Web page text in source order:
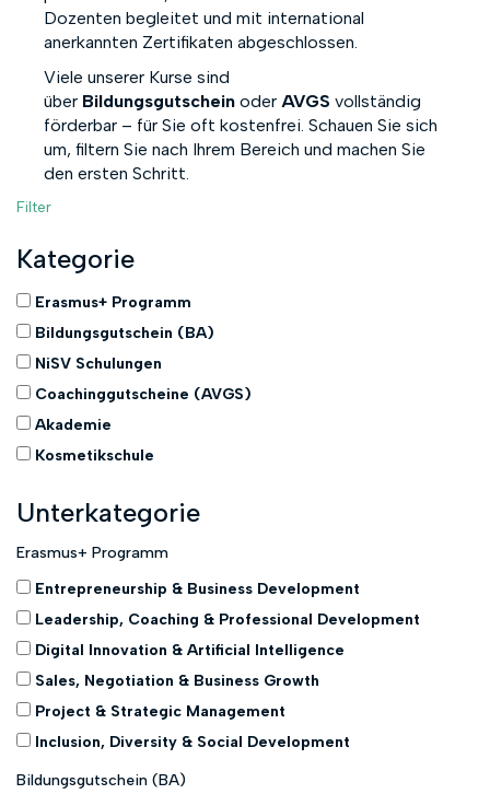
Dozenten begleitet und mit international
anerkannten Zertifikaten abgeschlossen.
Viele unserer Kurse sind
über Bildungsgutschein oder AVGS vollständig
förderbar – für Sie oft kostenfrei. Schauen Sie sich
um, filtern Sie nach Ihrem Bereich und machen Sie
den ersten Schritt.
Filter
Kategorie
Erasmus+ Programm
Bildungsgutschein (BA)
NiSV Schulungen
Coachinggutscheine (AVGS)
Akademie
Kosmetikschule
Unterkategorie
Erasmus+ Programm
Entrepreneurship & Business Development
Leadership, Coaching & Professional Development
Digital Innovation & Artificial Intelligence
Sales, Negotiation & Business Growth
Project & Strategic Management
Inclusion, Diversity & Social Development
Bildungsgutschein (BA)